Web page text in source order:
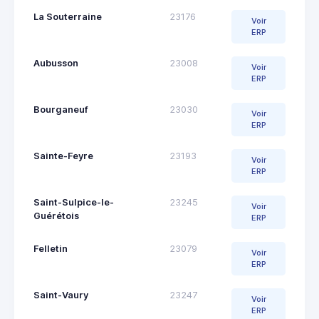
La Souterraine 23176
Voir
ERP
Aubusson 23008
Voir
ERP
Bourganeuf 23030
Voir
ERP
Sainte-Feyre 23193
Voir
ERP
Saint-Sulpice-le-
Guérétois
23245
Voir
ERP
Felletin 23079
Voir
ERP
Saint-Vaury 23247
Voir
ERP